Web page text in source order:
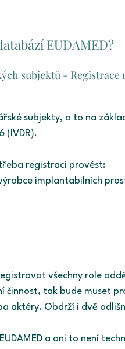
EUDAMED?
subjektů - Registrace
subjekty, a to na
(IVDR).
registraci provést:
implantabilních
všechny role
činnost, tak bude muset
aktéry. Obdrží i dvě
a ani to není